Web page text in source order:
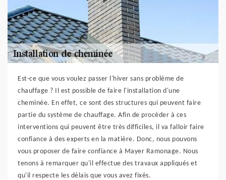
Est-ce que vous voulez passer l'hiver sans problème de
chauffage ? Il est possible de faire l'installation d'une
cheminée. En effet, ce sont des structures qui peuvent faire
partie du système de chauffage. Afin de procéder à ces
interventions qui peuvent être très difficiles, il va falloir faire
confiance à des experts en la matière. Donc, nous pouvons
vous proposer de faire confiance à Mayer Ramonage. Nous
tenons à remarquer qu'il effectue des travaux appliqués et
qu'il respecte les délais que vous avez fixés.